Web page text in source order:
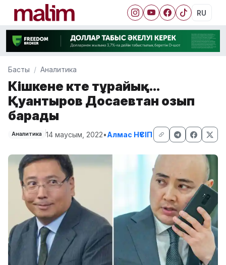
RU
Басты Аналитика
Кішкене күте тұрайық...
Қуантыров Досаевтан озып
барады
Аналитика 14 маусым, 2022•Алмас НҮСІП